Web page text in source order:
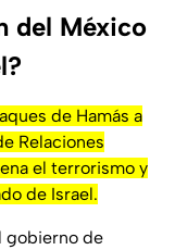
del México
de Hamás a
Relaciones
el terrorismo y
de Israel.
gobierno de